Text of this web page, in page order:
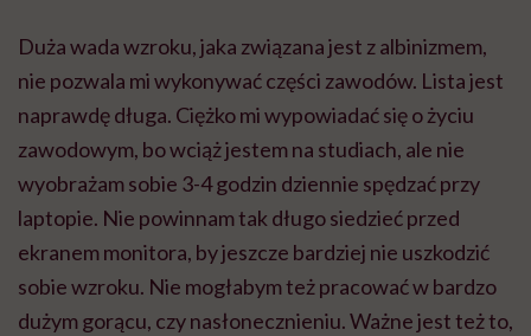
Duża wada wzroku, jaka związana jest z albinizmem,
nie pozwala mi wykonywać części zawodów. Lista jest
naprawdę długa. Ciężko mi wypowiadać się o życiu
zawodowym, bo wciąż jestem na studiach, ale nie
wyobrażam sobie 3-4 godzin dziennie spędzać przy
laptopie. Nie powinnam tak długo siedzieć przed
ekranem monitora, by jeszcze bardziej nie uszkodzić
sobie wzroku. Nie mogłabym też pracować w bardzo
dużym gorącu, czy nasłonecznieniu. Ważne jest też to,